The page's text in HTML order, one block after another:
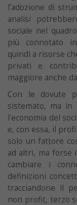
l’adozione di
analisi
sociale nel
più connotato
quindi a risorse
privati e
maggiore anche
Con le dovute
sistemato, ma
l’economia del
e, con essa, il
solo un fattore
ad altri, ma forse
cambiare i
definizioni
tracciandone il
non profit, terzo